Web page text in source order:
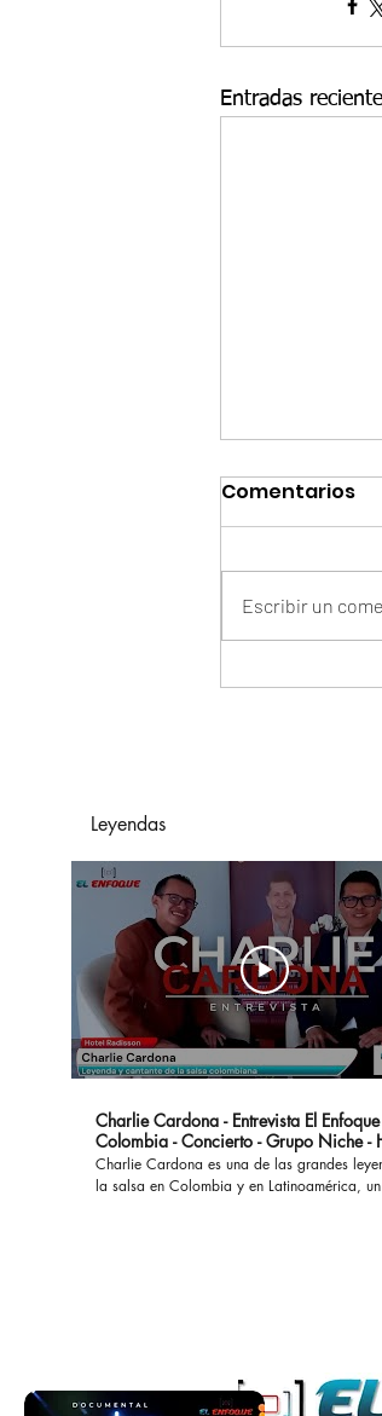
Entradas
Parque
Comentarios
Escribir un
Leyendas
Charlie Cardona - Entrevista El Enfoque
Colombia - Concierto - Grupo Niche -
- Canciones
Charlie Cardona es una de las grandes
la salsa en Colombia y en Latinoamérica,